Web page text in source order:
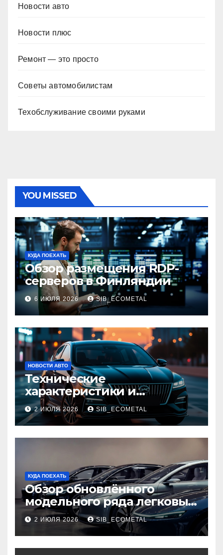
Новости авто
Новости плюс
Ремонт — это просто
Советы автомобилистам
Техобслуживание своими руками
YOU MISSED
КУДА ПОЕХАТЬ
Обзор размещения RDP-
серверов в Финляндии
6 ИЮЛЯ 2026 SIB_ECOMETAL
НОВОСТИ АВТО
Технические
характеристики и
доступные комплектации
GAC Empow
2 ИЮЛЯ 2026 SIB_ECOMETAL
КУДА ПОЕХАТЬ
Обзор обновлённого
модельного ряда легковых
автомобилей 2026 года
2 ИЮЛЯ 2026 SIB_ECOMETAL